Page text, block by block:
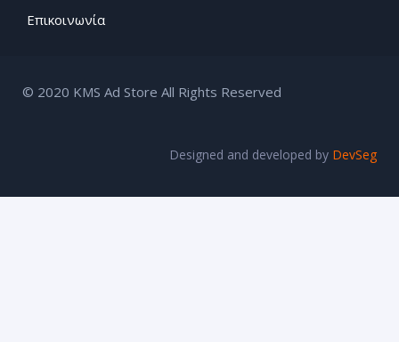
Επικοινωνία
© 2020 KMS Ad Store All Rights Reserved
Designed and developed by DevSeg